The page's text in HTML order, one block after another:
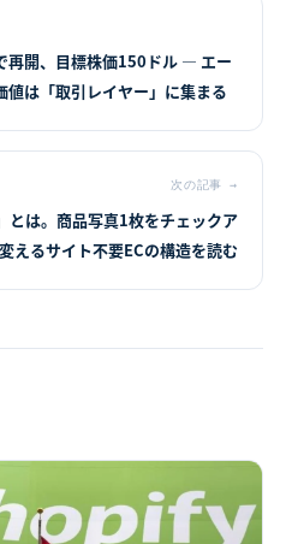
開、目標株価150ドル — エー
値は「取引レイヤー」に集まる
次の記事 →
は。商品写真1枚をチェックア
えるサイト不要ECの構造を読む